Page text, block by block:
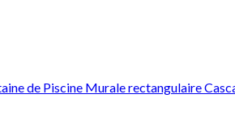
de Piscine Murale rectangulaire